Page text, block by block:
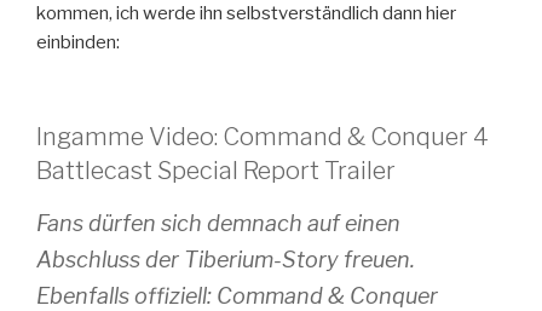
kommen, ich werde ihn selbstverständlich dann hier
einbinden:
Ingamme Video: Command & Conquer 4
Battlecast Special Report Trailer
Fans dürfen sich demnach auf einen
Abschluss der Tiberium-Story freuen.
Ebenfalls offiziell: Command & Conquer